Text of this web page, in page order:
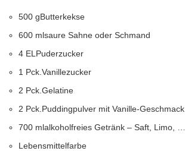
500 gButterkekse
600 mlsaure Sahne oder Schmand
4 ELPuderzucker
1 Pck.Vanillezucker
2 Pck.Gelatine
2 Pck.Puddingpulver mit Vanille-Geschmack
700 mlalkoholfreies Getränk – Saft, Limo, …
Lebensmittelfarbe